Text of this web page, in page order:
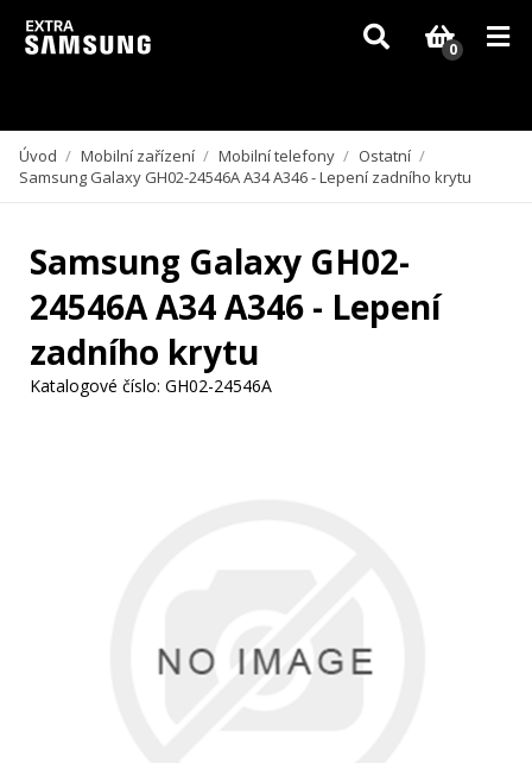
Vzhledem k aktuální situaci se může dodání dílů, které nejsou skladem,
zpozdit. Děkujeme za pochopení.
0
Úvod / Mobilní zařízení / Mobilní telefony / Ostatní /
Samsung Galaxy GH02-24546A A34 A346 - Lepení zadního krytu
Samsung Galaxy GH02-
24546A A34 A346 - Lepení
zadního krytu
Katalogové číslo: GH02-24546A